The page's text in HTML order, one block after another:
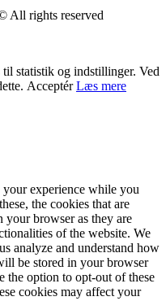
rights reserved
statistik og indstillinger. Ved
Acceptér Læs mere
experience while you
the cookies that are
your browser as they are
of the website. We
analyze and understand how
be stored in your browser
the option to opt-out of these
cookies may affect your